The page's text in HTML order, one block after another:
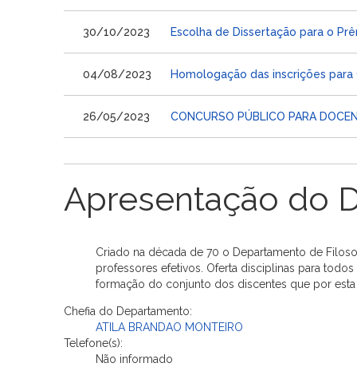
30/10/2023 Escolha de Dissertação para o
04/08/2023 Homologação das inscrições
26/05/2023 CONCURSO PÚBLICO PARA
Apresentação do
Criado na década de 70 o Departamento de
professores efetivos. Oferta disciplinas para
formação do conjunto dos discentes que por
Chefia do Departamento:
ATILA BRANDAO MONTEIRO
Telefone(s):
Não informado